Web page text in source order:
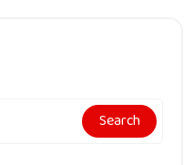
Search